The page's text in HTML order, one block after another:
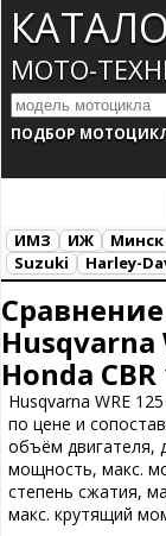
МОТО-
ПОДБОР
ИМЗ ИЖ Минск
Suzuki
Harley-
Husqvarna
Honda
Husqvarna WRE
по цене и
объём двигателя,
мощность, макс.
степень сжатия,
макс. крутящий